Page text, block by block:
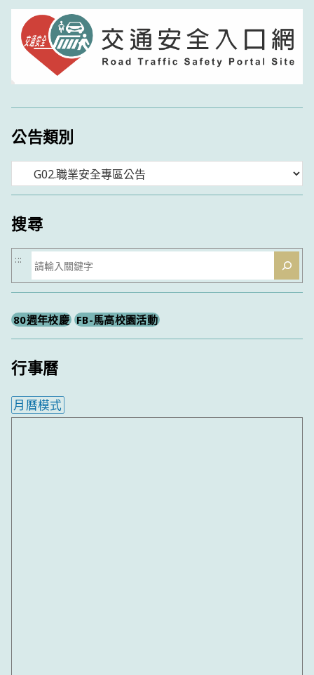
公告類別
類
搜尋
搜
尋
:::
80週年校慶 FB-馬高校園活動
行事曆
月曆模式